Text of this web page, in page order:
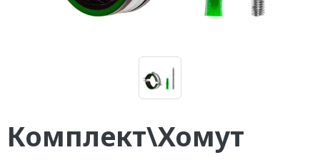
Комплект\Хомут